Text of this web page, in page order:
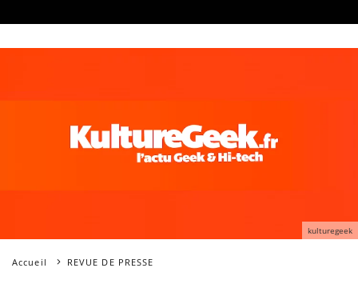
kulturegeek
Accueil REVUE DE PRESSE